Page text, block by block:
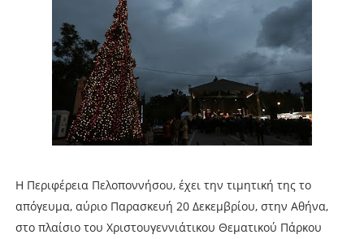
Η Περιφέρεια Πελοποννήσου, έχει την τιμητική της το
απόγευμα, αύριο Παρασκευή 20 Δεκεμβρίου, στην Αθήνα,
στο πλαίσιο του Χριστουγεννιάτικου Θεματικού Πάρκου